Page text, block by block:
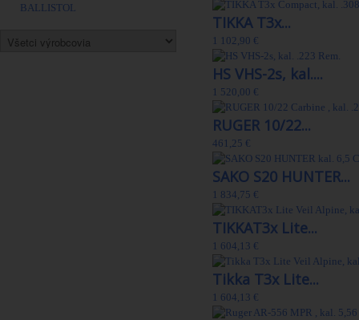
BALLISTOL
TIKKA T3x...
1 102,90 €
HS VHS-2s, kal....
1 520,00 €
RUGER 10/22...
461,25 €
SAKO S20 HUNTER...
1 834,75 €
TIKKAT3x Lite...
1 604,13 €
Tikka T3x Lite...
1 604,13 €